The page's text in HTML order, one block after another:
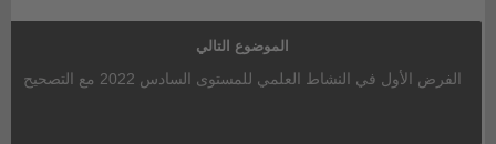
الموضوع التالي
الفرض الأول في النشاط العلمي للمستوى السادس 2022 مع التصحيح